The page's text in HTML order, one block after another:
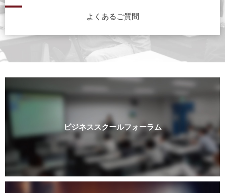
よくあるご質問
ビジネススクールフォーラム